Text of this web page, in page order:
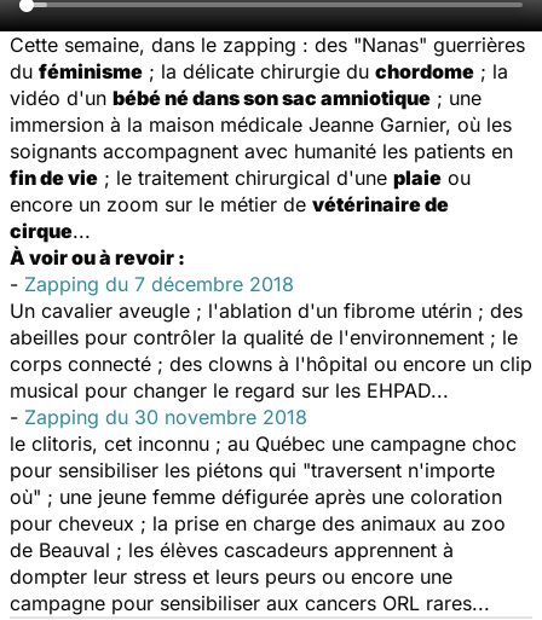
Cette semaine, dans le zapping : des "Nanas" guerrières
du féminisme ; la délicate chirurgie du chordome ; la
vidéo d'un bébé né dans son sac amniotique ; une
immersion à la maison médicale Jeanne Garnier, où les
soignants accompagnent avec humanité les patients en
fin de vie ; le traitement chirurgical d'une plaie ou
encore un zoom sur le métier de vétérinaire de
cirque...
À voir ou à revoir :
- Zapping du 7 décembre 2018
Un cavalier aveugle ; l'ablation d'un fibrome utérin ; des
abeilles pour contrôler la qualité de l'environnement ; le
corps connecté ; des clowns à l'hôpital ou encore un clip
musical pour changer le regard sur les EHPAD...
- Zapping du 30 novembre 2018
le clitoris, cet inconnu ; au Québec une campagne choc
pour sensibiliser les piétons qui "traversent n'importe
où" ; une jeune femme défigurée après une coloration
pour cheveux ; la prise en charge des animaux au zoo
de Beauval ; les élèves cascadeurs apprennent à
dompter leur stress et leurs peurs ou encore une
campagne pour sensibiliser aux cancers ORL rares...